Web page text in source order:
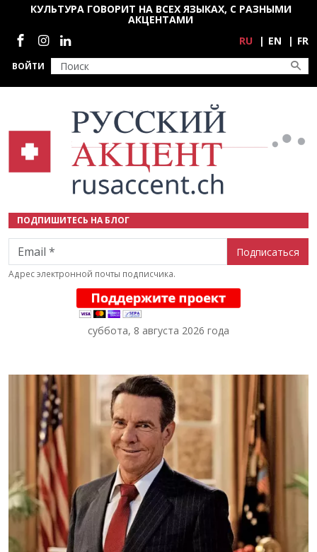
Перейти к основному содержанию
ВОЙТИ
КУЛЬТУРА ГОВОРИТ НА ВСЕХ ЯЗЫКАХ, С РАЗНЫМИ
АКЦЕНТАМИ
Социальные сети
RU EN FR
ПОДПИШИТЕСЬ НА БЛОГ
Email
Адрес электронной почты подписчика.
суббота, 8 августа 2026 года